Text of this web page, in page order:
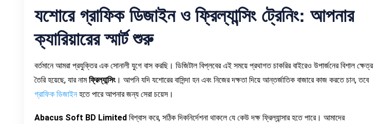
যশোরে গ্রাফিক ডিজাইন ও ফ্রিল্যান্সিং ট্রেনিং: আপনার
ক্যারিয়ারের স্মার্ট শুরু
বর্তমানে আমরা প্রযুক্তির এক সোনালী যুগে বাস করছি। ডিজিটাল বিপ্লবের এই সময়ে প্রথাগত চাকরির বাইরেও উপার্জনের বিশাল ক্ষেত্র
তৈরি হয়েছে, যার নামফ্রিল্যান্সিং। আপনি যদি যশোরের বাসিন্দা হন এবং নিজের দক্ষতা দিয়ে আন্তর্জাতিক বাজারে কাজ করতে চান, তবে
গ্রাফিক ডিজাইন হতে পারে আপনার জন্য সেরা চয়েস।
Abacus Soft BD Limited বিশ্বাস করে, সঠিক দিকনির্দেশনা থাকলে যে কেউ দক্ষ ফ্রিল্যান্সার হতে পারে। আমাদের